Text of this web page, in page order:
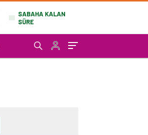
SABAHA KALAN
SÜRE